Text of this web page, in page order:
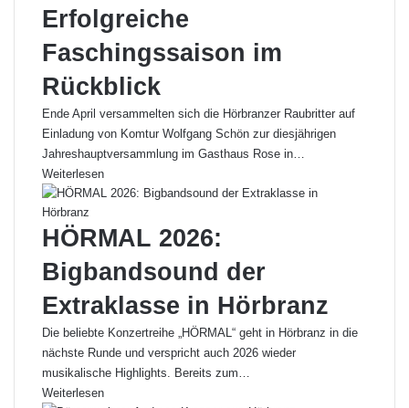
Erfolgreiche
Faschingssaison im
Rückblick
Ende April versammelten sich die Hörbranzer Raubritter auf
Einladung von Komtur Wolfgang Schön zur diesjährigen
Jahreshauptversammlung im Gasthaus Rose in…
Weiterlesen
HÖRMAL 2026:
Bigbandsound der
Extraklasse in Hörbranz
Die beliebte Konzertreihe „HÖRMAL“ geht in Hörbranz in die
nächste Runde und verspricht auch 2026 wieder
musikalische Highlights. Bereits zum…
Weiterlesen